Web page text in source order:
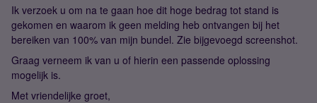
Ik verzoek u om na te gaan hoe dit hoge bedrag tot stand is
gekomen en waarom ik geen melding heb ontvangen bij het
bereiken van 100% van mijn bundel. Zie bijgevoegd screenshot.
Graag verneem ik van u of hierin een passende oplossing
mogelijk is.
Met vriendelijke groet,